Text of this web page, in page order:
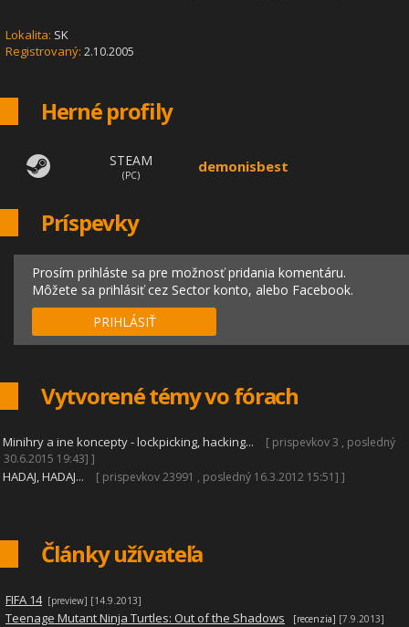
Lokalita: SK
Registrovaný: 2.10.2005
Herné profily
STEAM
(PC) demonisbest
Príspevky
Prosím prihláste sa pre možnosť pridania komentáru.
Môžete sa prihlásiť cez Sector konto, alebo Facebook.
PRIHLÁSIŤ
Vytvorené témy vo fórach
Minihry a ine koncepty - lockpicking, hacking...
[ prispevkov 3 , posledný
30.6.2015 19:43] ]
HADAJ, HADAJ... [ prispevkov 23991 , posledný 16.3.2012 15:51] ]
Články užívateľa
FIFA 14 [preview] [14.9.2013]
Teenage Mutant Ninja Turtles: Out of the Shadows [recenzia] [7.9.2013]